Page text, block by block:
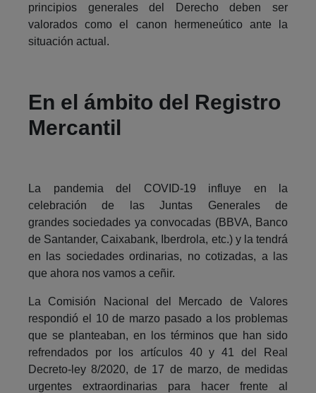
principios generales del Derecho deben ser
valorados como el canon hermeneútico ante la
situación actual.
En el ámbito del Registro
Mercantil
La pandemia del COVID-19 influye en la
celebración de las Juntas Generales de
grandes sociedades ya convocadas (BBVA, Banco
de Santander, Caixabank, Iberdrola, etc.) y la tendrá
en las sociedades ordinarias, no cotizadas, a las
que ahora nos vamos a ceñir.
La Comisión Nacional del Mercado de Valores
respondió el 10 de marzo pasado a los problemas
que se planteaban, en los términos que han sido
refrendados por los artículos 40 y 41 del Real
Decreto-ley 8/2020, de 17 de marzo, de medidas
urgentes extraordinarias para hacer frente al